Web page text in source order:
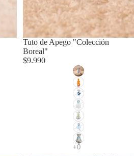
Tuto de Apego "Colección
Boreal"
$9.990